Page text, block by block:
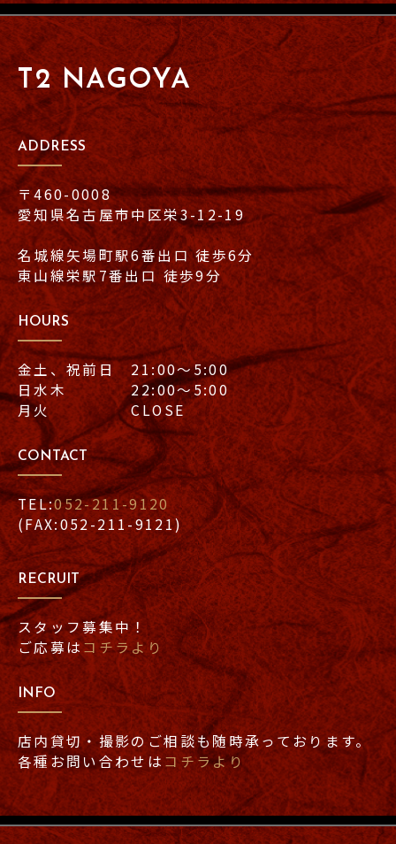
T2 NAGOYA
ADDRESS
〒460-0008
愛知県名古屋市中区栄3-12-19
名城線矢場町駅6番出口 徒歩6分
東山線栄駅7番出口 徒歩9分
HOURS
金土、祝前日 21:00〜5:00
日水木 22:00〜5:00
月火 CLOSE
CONTACT
TEL:052-211-9120
(FAX:052-211-9121)
RECRUIT
スタッフ募集中！
ご応募はコチラより
INFO
店内貸切・撮影のご相談も随時承っております。
各種お問い合わせはコチラより